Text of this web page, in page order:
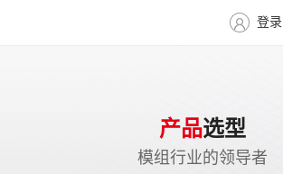
登录
产品选型
模组行业的领导者